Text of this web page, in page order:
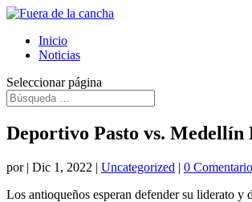
Inicio
Noticias
Seleccionar página
Deportivo Pasto vs.
por | Dic 1, 2022 | Uncategorized | 0
Los antioqueños esperan defender su liderato y